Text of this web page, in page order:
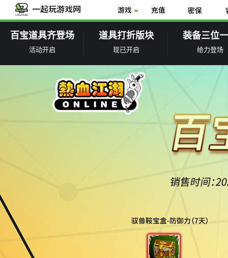
百宝道具齐登场
活动开启
道具打折版块
现已开启
装备三位
给力登场